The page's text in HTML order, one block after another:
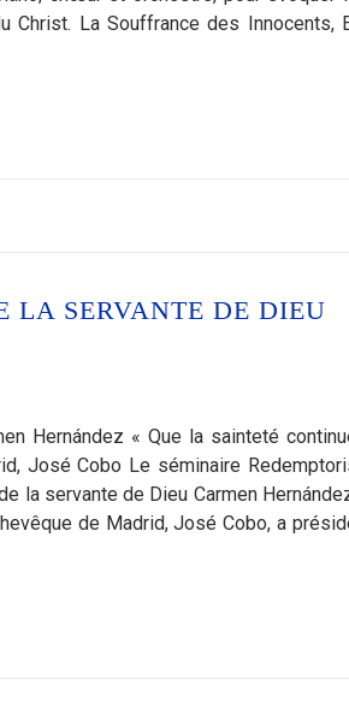
La Souffrance des Innocents,
LA SERVANTE DE DIEU
Hernández « Que la sainteté
José Cobo Le séminaire
la servante de Dieu Carmen
de Madrid, José Cobo, a